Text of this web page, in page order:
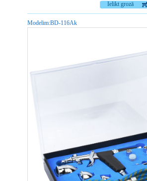
Ielikt grozā
Modelim:BD-116Ak